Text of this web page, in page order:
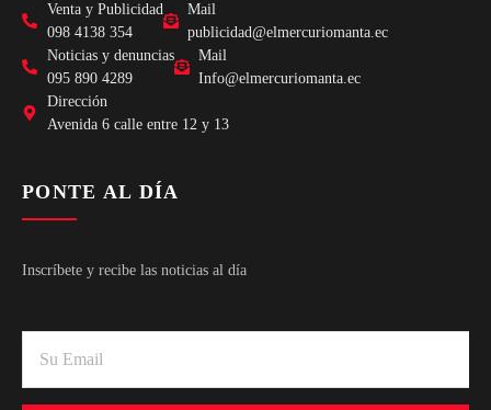
Venta y Publicidad
098 4138 354
Mail
publicidad@elmercuriomanta.ec
Noticias y denuncias
095 890 4289
Mail
Info@elmercuriomanta.ec
Dirección
Avenida 6 calle entre 12 y 13
PONTE AL DÍA
Inscríbete y recibe las noticias al día